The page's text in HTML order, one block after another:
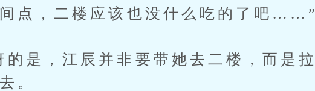
点，二楼应该也没什么吃的了吧……”
是，江辰并非要带她去二楼，而是拉
。